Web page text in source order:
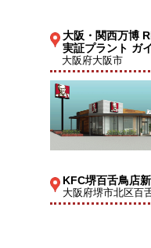
大阪・関西万博
実証プラント ガ
大阪府大阪市
KFC堺百舌鳥店
大阪府堺市北区百